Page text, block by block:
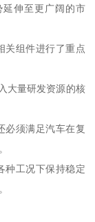
伸至更广阔的市
关组件进行了重点
大量研发资源的核
必须满足汽车在复
种工况下保持稳定